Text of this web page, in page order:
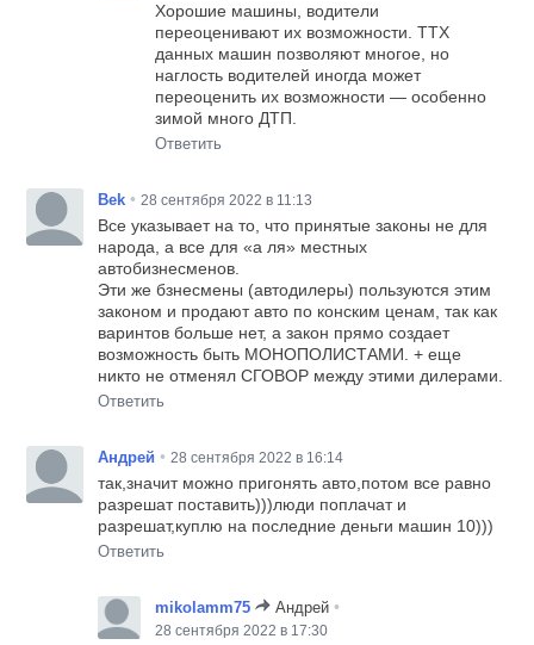
Хорошие машины, водители
переоценивают их возможности. ТТХ
данных машин позволяют многое, но
наглость водителей иногда может
переоценить их возможности — особенно
зимой много ДТП.
Ответить
Bek • 28 сентября 2022 в 11:13
Все указывает на то, что принятые законы не для
народа, а все для «а ля» местных
автобизнесменов.
Эти же бзнесмены (автодилеры) пользуются этим
законом и продают авто по конским ценам, так как
варинтов больше нет, а закон прямо создает
возможность быть МОНОПОЛИСТАМИ. + еще
никто не отменял СГОВОР между этими дилерами.
Ответить
Андрей • 28 сентября 2022 в 16:14
так,значит можно пригонять авто,потом все равно
разрешат поставить)))люди поплачат и
разрешат,куплю на последние деньги машин 10)))
Ответить
mikolamm75 Андрей •
28 сентября 2022 в 17:30